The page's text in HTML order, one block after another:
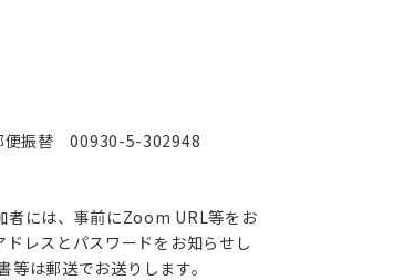
振替 00930-5-302948
者には、事前にZoom URL等をお
レスとパスワードをお知らせし
は郵送でお送りします。